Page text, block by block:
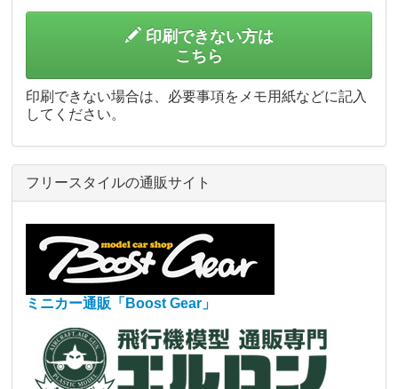
印刷できない方は
こちら
印刷できない場合は、必要事項をメモ用紙などに記入
してください。
フリースタイルの通販サイト
ミニカー通販「Boost Gear」